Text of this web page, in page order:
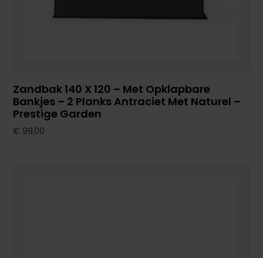
Zandbak 140 X 120 – Met Opklapbare
Bankjes – 2 Planks Antraciet Met Naturel –
Prestige Garden
€ 99,00